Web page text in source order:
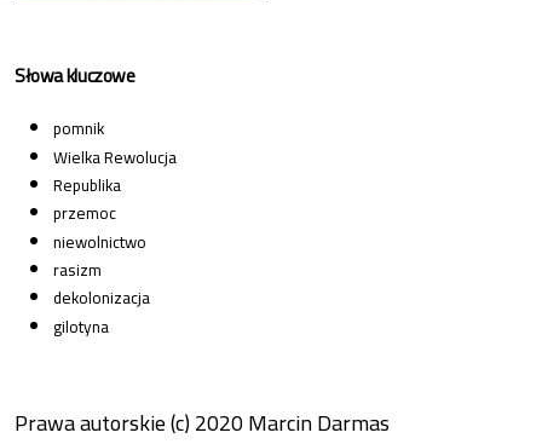
Słowa kluczowe
pomnik
Wielka Rewolucja
Republika
przemoc
niewolnictwo
rasizm
dekolonizacja
gilotyna
Prawa autorskie (c) 2020 Marcin Darmas